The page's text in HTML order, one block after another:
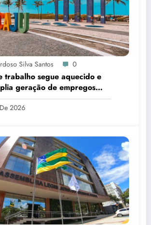
Silva Santos 0
trabalho segue aquecido e
geração de empregos
2026